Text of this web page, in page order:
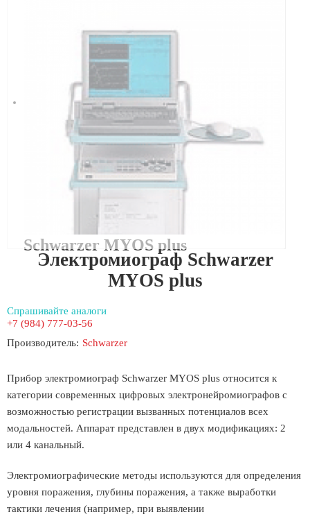
Schwarzer MYOS plus
Электромиограф Schwarzer
MYOS plus
Спрашивайте аналоги
+7 (984) 777-03-56
Производитель: Schwarzer
Прибор электромиограф Schwarzer MYOS plus относится к
категории современных цифровых электронейромиографов с
возможностью регистрации вызванных потенциалов всех
модальностей. Аппарат представлен в двух модификациях: 2
или 4 канальный.
Электромиографические методы используются для определения
уровня поражения, глубины поражения, а также выработки
тактики лечения (например, при выявлении